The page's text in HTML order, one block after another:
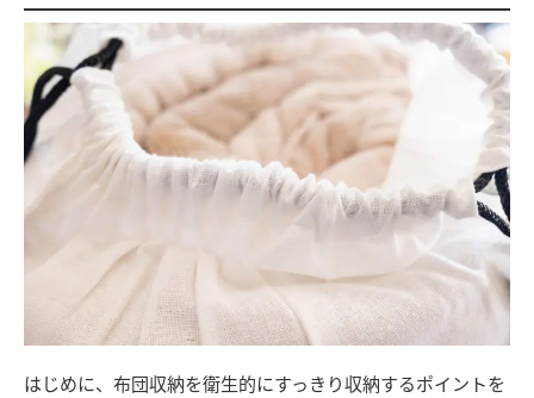
はじめに、布団収納を衛生的にすっきり収納するポイントを